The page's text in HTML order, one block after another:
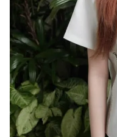
VTV4
VTV9
Liên hệ tòa soạn